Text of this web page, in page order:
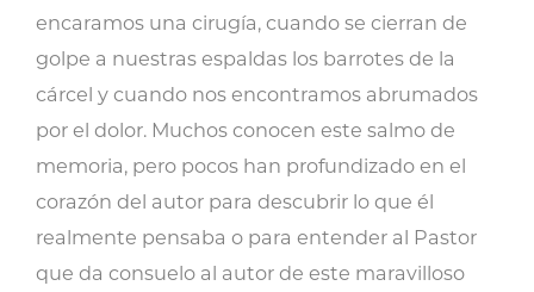
encaramos una cirugía, cuando se cierran de
golpe a nuestras espaldas los barrotes de la
cárcel y cuando nos encontramos abrumados
por el dolor. Muchos conocen este salmo de
memoria, pero pocos han profundizado en el
corazón del autor para descubrir lo que él
realmente pensaba o para entender al Pastor
que da consuelo al autor de este maravilloso